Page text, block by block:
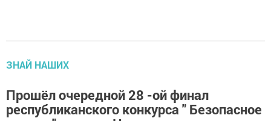
ЗНАЙ НАШИХ
Прошёл очередной 28 -ой финал
республиканского конкурса " Безопасное